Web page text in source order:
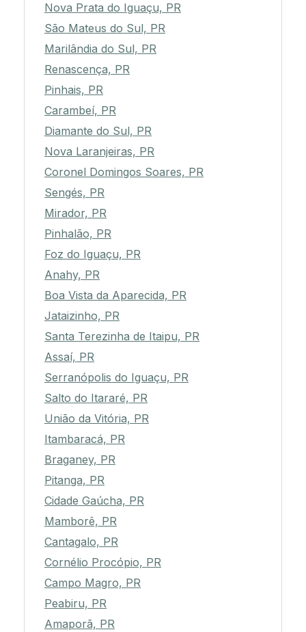
Nova Prata do Iguaçu, PR
São Mateus do Sul, PR
Marilândia do Sul, PR
Renascença, PR
Pinhais, PR
Carambeí, PR
Diamante do Sul, PR
Nova Laranjeiras, PR
Coronel Domingos Soares, PR
Sengés, PR
Mirador, PR
Pinhalão, PR
Foz do Iguaçu, PR
Anahy, PR
Boa Vista da Aparecida, PR
Jataizinho, PR
Santa Terezinha de Itaipu, PR
Assaí, PR
Serranópolis do Iguaçu, PR
Salto do Itararé, PR
União da Vitória, PR
Itambaracá, PR
Braganey, PR
Pitanga, PR
Cidade Gaúcha, PR
Mamborê, PR
Cantagalo, PR
Cornélio Procópio, PR
Campo Magro, PR
Peabiru, PR
Amaporã, PR